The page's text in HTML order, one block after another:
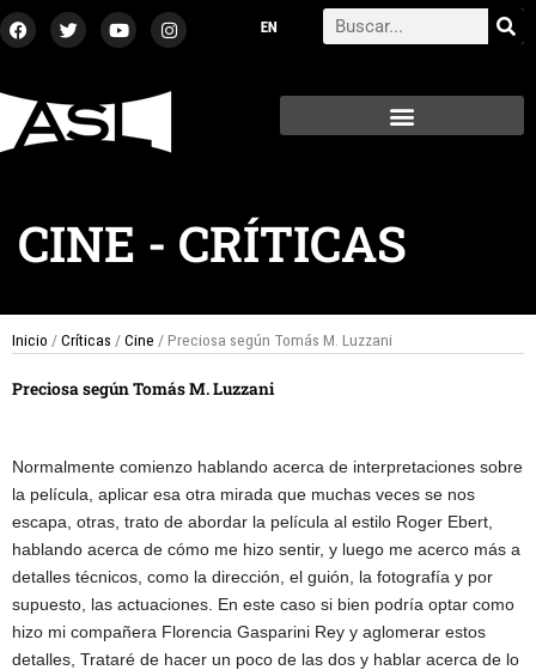
al
F
a
c
o
k
T
w
i
e
r
Y
o
u
b
I
n
s
a
Search
CINE - CRÍTICAS
Inicio /Críticas /Cine / Preciosa según Tomás M. Luzzani
Preciosa según Tomás M. Luzzani
Normalmente comienzo hablando acerca de interpretaciones sobre
la película, aplicar esa otra mirada que muchas veces se nos
escapa, otras, trato de abordar la película al estilo Roger Ebert,
hablando acerca de cómo me hizo sentir, y luego me acerco más a
detalles técnicos, como la dirección, el guión, la fotografía y por
supuesto, las actuaciones. En este caso si bien podría optar como
hizo mi compañera Florencia Gasparini Rey y aglomerar estos
detalles, Trataré de hacer un poco de las dos y hablar acerca de lo